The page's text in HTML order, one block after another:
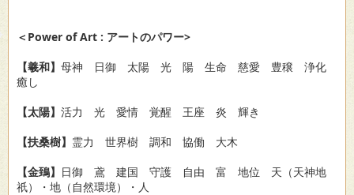
＜Power of Art : アートのパワー>
【羲和】 母神 日御 太陽 光 陽 生命 慈愛 豊穣 浄化
癒し
【太陽】 活力 光 愛情 覚醒 王座 炎 輝き
【扶桑樹】 霊力 世界樹 調和 協働 大木
【金鵄】 日御 鳶 建国 守護 自由 富 地位 天（天神地
祇）・地（自然環境）・人